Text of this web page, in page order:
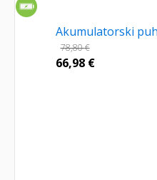
Akumulatorski
78,80€
66,98 €